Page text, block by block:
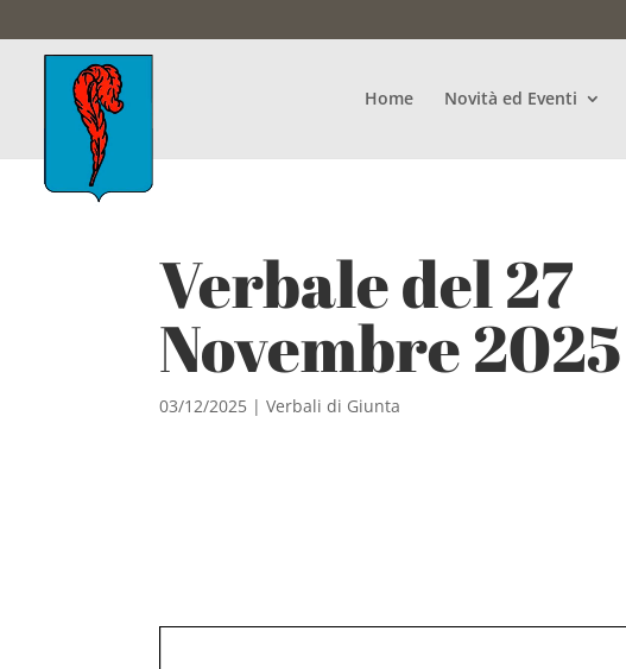
Home Novità ed Eventi
Verbale del 27
Novembre 2025
03/12/2025 |Verbali di Giunta